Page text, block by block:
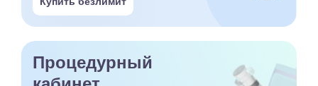
Процедурный